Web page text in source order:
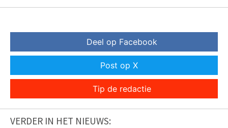
Deel op Facebook
Post op X
Tip de redactie
VERDER IN HET NIEUWS: